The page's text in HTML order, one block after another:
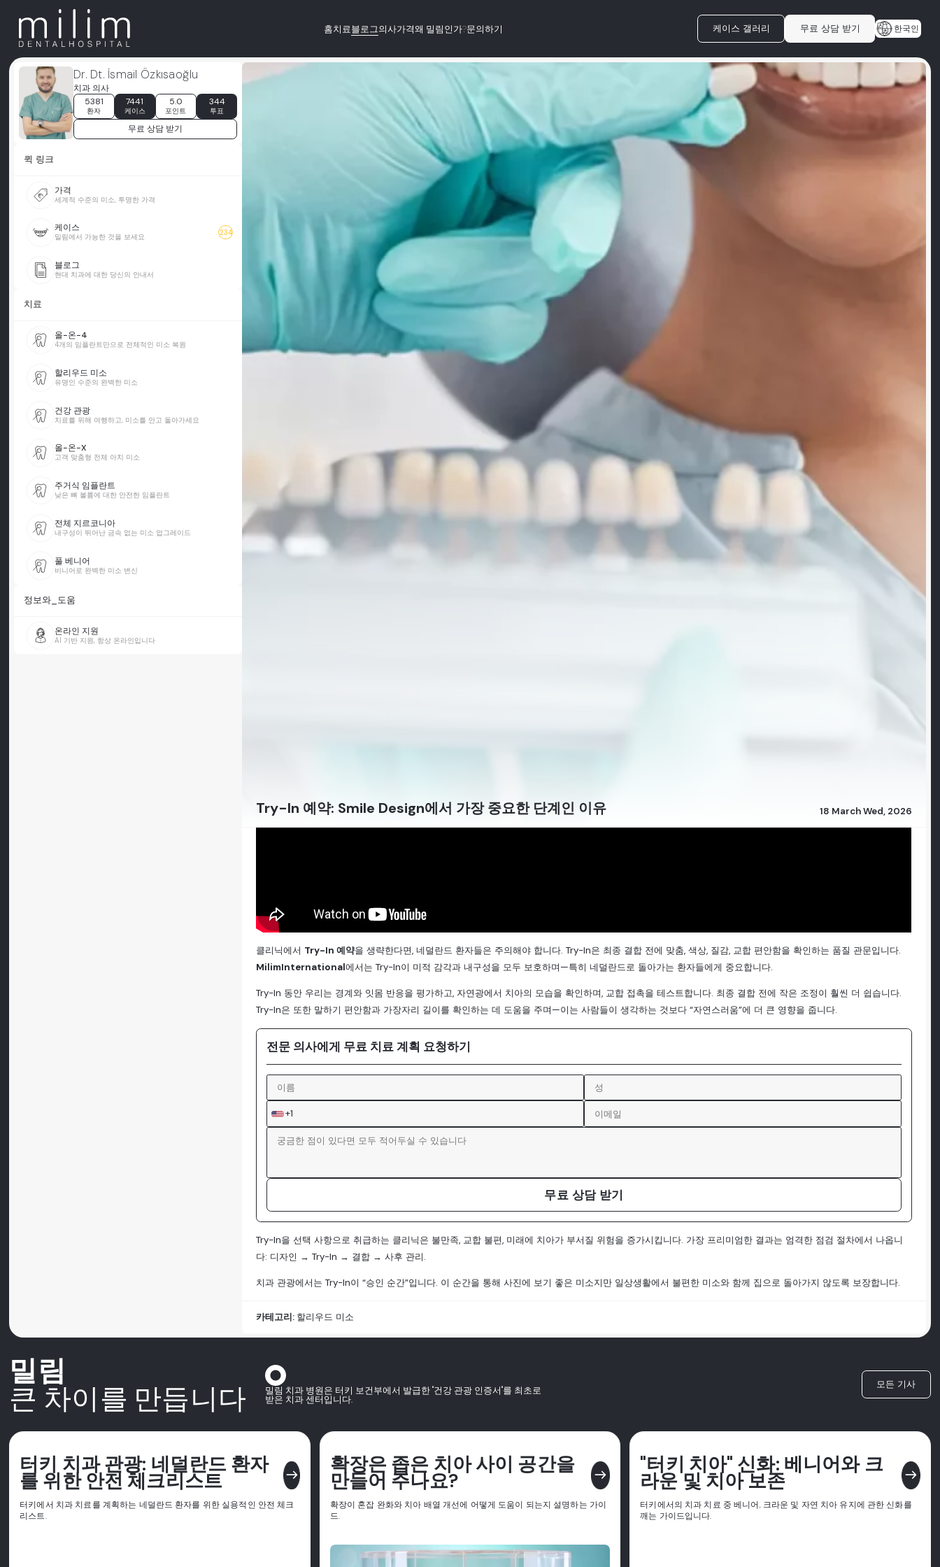
홈치료블로그의사가격왜 밀림인가?문의하기 케이스 갤러리 무료 상담 받기 한국인
Dr. Dt. İsmail Özkısaoğlu
치과 의사
5381
환자
7441
케이스
5.0
포인트
344
투표
무료 상담 받기
퀵 링크
가격
세계적 수준의 미소, 투명한 가격
케이스
밀림에서 가능한 것을 보세요 234
블로그
현대 치과에 대한 당신의 안내서
치료
올-온-4
4개의 임플란트만으로 전체적인 미소 복원
할리우드 미소
유명인 수준의 완벽한 미소
건강 관광
치료를 위해 여행하고, 미소를 안고 돌아가세요
올-온-X
고객 맞춤형 전체 아치 미소
주거식 임플란트
낮은 뼈 볼륨에 대한 안전한 임플란트
전체 지르코니아
내구성이 뛰어난 금속 없는 미소 업그레이드
풀 베니어
비니어로 완벽한 미소 변신
정보와_도움
온라인 지원
AI 기반 지원, 항상 온라인입니다
Try-In 예약: Smile Design에서 가장 중요한 단계인 이유 18 March Wed, 2026
클리닉에서 Try-In 예약을 생략한다면, 네덜란드 환자들은 주의해야 합니다. Try-In은 최종 결합 전에 맞춤, 색상, 질감, 교합 편안함을 확인하는 품질 관문입니다.
MilimInternational에서는 Try-In이 미적 감각과 내구성을 모두 보호하며—특히 네덜란드로 돌아가는 환자들에게 중요합니다.
Try-In 동안 우리는 경계와 잇몸 반응을 평가하고, 자연광에서 치아의 모습을 확인하며, 교합 접촉을 테스트합니다. 최종 결합 전에 작은 조정이 훨씬 더 쉽습니다.
Try-In은 또한 말하기 편안함과 가장자리 길이를 확인하는 데 도움을 주며—이는 사람들이 생각하는 것보다 “자연스러움”에 더 큰 영향을 줍니다.
전문 의사에게 무료 치료 계획 요청하기
+1
무료 상담 받기
Try-In을 선택 사항으로 취급하는 클리닉은 불만족, 교합 불편, 미래에 치아가 부서질 위험을 증가시킵니다. 가장 프리미엄한 결과는 엄격한 점검 절차에서 나옵니
다: 디자인 → Try-In → 결합 → 사후 관리.
치과 관광에서는 Try-In이 “승인 순간”입니다. 이 순간을 통해 사진에 보기 좋은 미소지만 일상생활에서 불편한 미소와 함께 집으로 돌아가지 않도록 보장합니다.
카테고리: 할리우드 미소
밀림
큰 차이를 만듭니다 밀림 치과 병원은 터키 보건부에서 발급한 "건강 관광 인증서"를 최초로
받은 치과 센터입니다.
모든 기사
터키 치과 관광: 네덜란드 환자
를 위한 안전 체크리스트 east
터키에서 치과 치료를 계획하는 네덜란드 환자를 위한 실용적인 안전 체크
리스트.
확장은 좁은 치아 사이 공간을
만들어 주나요? east
확장이 혼잡 완화와 치아 배열 개선에 어떻게 도움이 되는지 설명하는 가이
드.
"터키 치아" 신화: 베니어와 크
라운 및 치아 보존 east
터키에서의 치과 치료 중 베니어, 크라운 및 자연 치아 유지에 관한 신화를
깨는 가이드입니다.